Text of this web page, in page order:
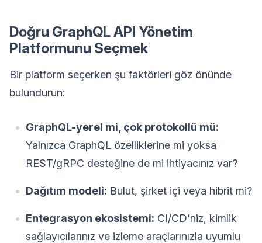
Doğru GraphQL API Yönetim
Platformunu Seçmek
Bir platform seçerken şu faktörleri göz önünde
bulundurun:
GraphQL-yerel mi, çok protokollü mü:
Yalnızca GraphQL özelliklerine mi yoksa
REST/gRPC desteğine de mi ihtiyacınız var?
Dağıtım modeli: Bulut, şirket içi veya hibrit mi?
Entegrasyon ekosistemi: CI/CD'niz, kimlik
sağlayıcılarınız ve izleme araçlarınızla uyumlu